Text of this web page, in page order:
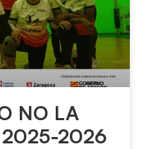
NO LA
2025-2026